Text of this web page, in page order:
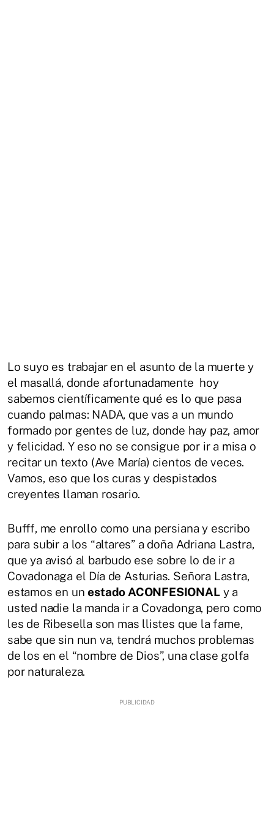
Lo suyo es trabajar en el asunto de la muerte y
el masallá, donde afortunadamente hoy
sabemos científicamente qué es lo que pasa
cuando palmas: NADA, que vas a un mundo
formado por gentes de luz, donde hay paz, amor
y felicidad. Y eso no se consigue por ir a misa o
recitar un texto (Ave María) cientos de veces.
Vamos, eso que los curas y despistados
creyentes llaman rosario.
Bufff, me enrollo como una persiana y escribo
para subir a los “altares” a doña Adriana Lastra,
que ya avisó al barbudo ese sobre lo de ir a
Covadonaga el Día de Asturias. Señora Lastra,
estamos en unestado ACONFESIONALy a
usted nadie la manda ir a Covadonga, pero como
les de Ribesella son mas llistes que la fame,
sabe que sin nun va, tendrá muchos problemas
de los en el “nombre de Dios”, una clase golfa
por naturaleza.